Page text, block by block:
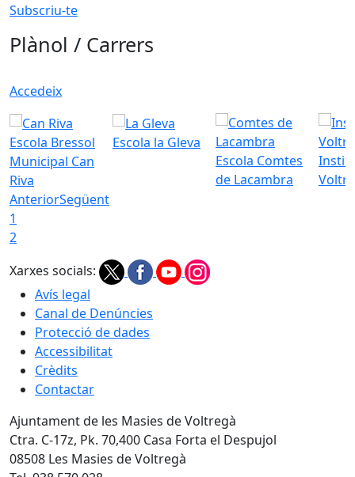
Subscriu-te
Plànol / Carrers
Accedeix
Escola Bressol
Municipal Can
Riva
Escola la Gleva
Escola Comtes
de Lacambra
AnteriorSegüent
1
2
Xarxes socials:
Avís legal
Canal de Denúncies
Protecció de dades
Accessibilitat
Crèdits
Contactar
Ajuntament de les Masies de Voltregà
Ctra. C-17z, Pk. 70,400 Casa Forta el Despujol
08508 Les Masies de Voltregà